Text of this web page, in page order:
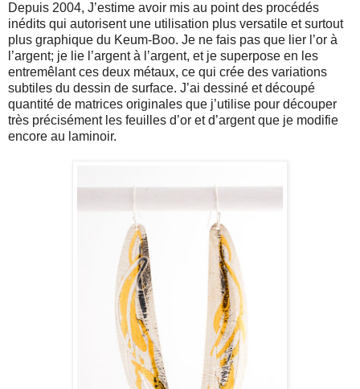
Depuis 2004, J’estime avoir mis au point des procédés
inédits qui autorisent une utilisation plus versatile et surtout
plus graphique du Keum-Boo. Je ne fais pas que lier l’or à
l’argent; je lie l’argent à l’argent, et je superpose en les
entremêlant ces deux métaux, ce qui crée des variations
subtiles du dessin de surface. J’ai dessiné et découpé
quantité de matrices originales que j’utilise pour découper
très précisément les feuilles d’or et d’argent que je modifie
encore au laminoir.